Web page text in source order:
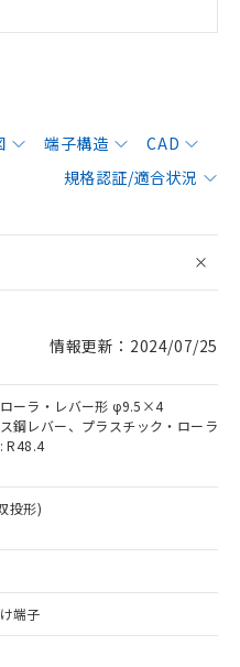
端子構造
CAD
規格認証/適合状況
情報更新：2024/07/25
ーラ・レバー形 φ9.5×4
鋼レバー、プラスチック・ローラ
R48.4
投形)
端子